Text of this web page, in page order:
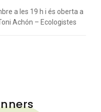
a les 19 h i és oberta a
Achón – Ecologistes